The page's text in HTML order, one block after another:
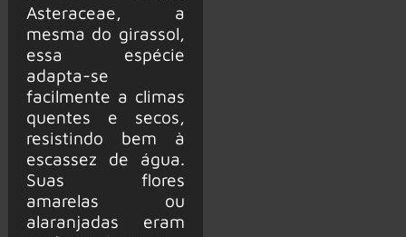
Asteraceae, a
mesma do girassol,
essa espécie
adapta-se
facilmente a climas
quentes e secos,
resistindo bem à
escassez de água.
Suas flores
amarelas ou
alaranjadas eram